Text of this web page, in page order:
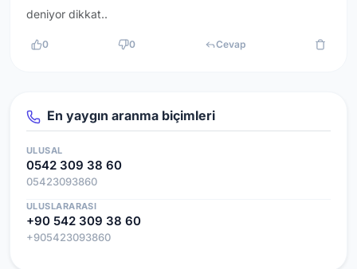
deniyor dikkat..
0 0 Cevap
En yaygın aranma biçimleri
ULUSAL
0542 309 38 60
05423093860
ULUSLARARASI
+90 542 309 38 60
+905423093860